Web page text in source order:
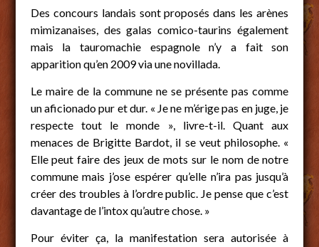
Des concours landais sont proposés dans les arènes
mimizanaises, des galas comico-taurins également
mais la tauromachie espagnole n’y a fait son
apparition qu’en 2009 via une novillada.
Le maire de la commune ne se présente pas comme
un aficionado pur et dur. « Je ne m’érige pas en juge, je
respecte tout le monde », livre-t-il. Quant aux
menaces de Brigitte Bardot, il se veut philosophe. «
Elle peut faire des jeux de mots sur le nom de notre
commune mais j’ose espérer qu’elle n’ira pas jusqu’à
créer des troubles à l’ordre public. Je pense que c’est
davantage de l’intox qu’autre chose. »
Pour éviter ça, la manifestation sera autorisée à